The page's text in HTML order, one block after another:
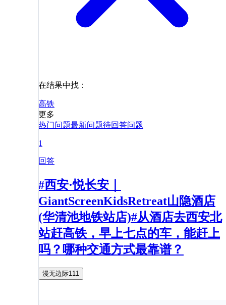
在结果中找：
高铁
更多
热门问题最新问题待回答问题
1
回答
#西安·悦长安｜
GiantScreenKidsRetreat山隐酒店
(华清池地铁站店)#从酒店去西安北
站赶高铁，早上七点的车，能赶上
吗？哪种交通方式最靠谱？
漫无边际111